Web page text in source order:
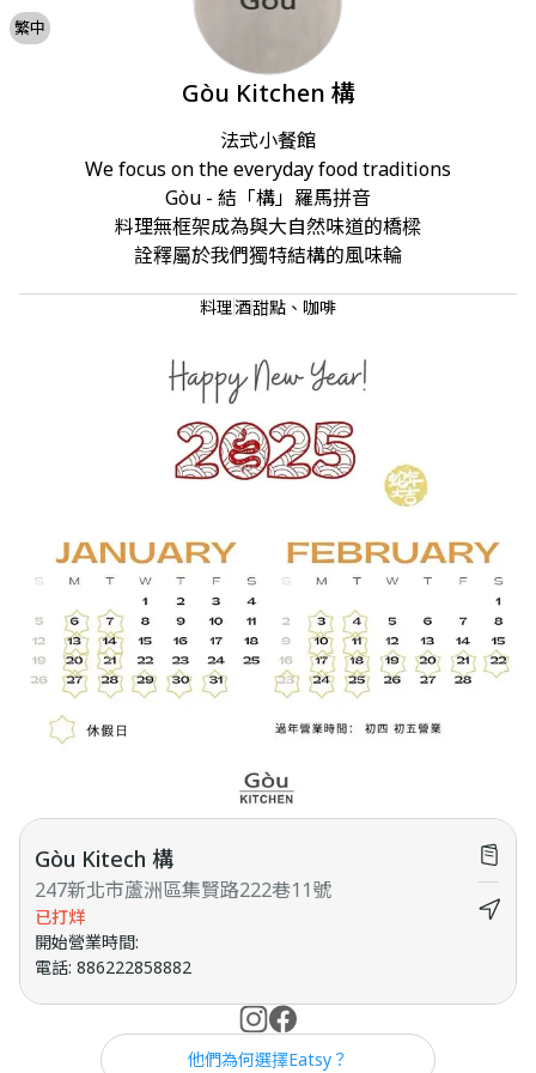
繁中
Gòu Kitchen 構
法式小餐館
We focus on the everyday food traditions
Gòu - 結「構」羅馬拼音
料理無框架成為與大自然味道的橋樑
詮釋屬於我們獨特結構的風味輪
料理酒甜點、咖啡
Gòu Kitech 構
247新北市蘆洲區集賢路222巷11號
已打烊
開始營業時間:
電話: 886222858882
他們為何選擇Eatsy？